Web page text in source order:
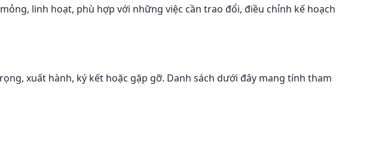
linh hoạt, phù hợp với những việc cần trao đổi, điều chỉnh kế hoạch
xuất hành, ký kết hoặc gặp gỡ. Danh sách dưới đây mang tính tham